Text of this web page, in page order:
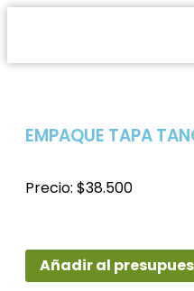
EMPAQUE TAPA
Precio: $38.500
Añadir al